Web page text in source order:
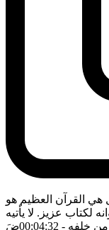
هي القرآن العظيم هو
لكتاب عزيز. لا يأتيه
من خلفه - 00:04:32 ضَ